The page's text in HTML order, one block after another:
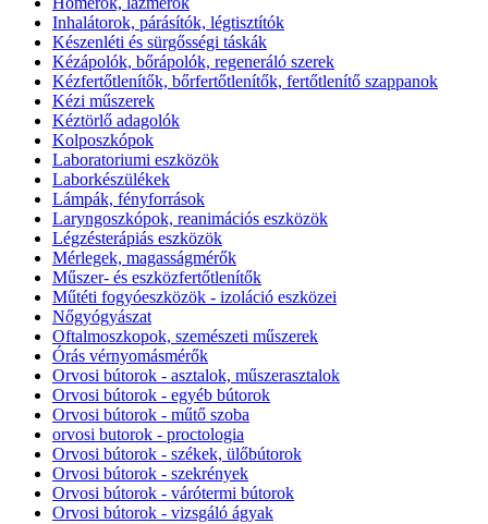
Inhalátorok, párásítók, légtisztítók
Készenléti és sürgősségi táskák
Kézápolók, bőrápolók, regeneráló szerek
Kézfertőtlenítők, bőrfertőtlenítők, fertőtlenítő szappanok
Kézi műszerek
Kéztörlő adagolók
Kolposzkópok
Laboratoriumi eszközök
Laborkészülékek
Lámpák, fényforrások
Laryngoszkópok, reanimációs eszközök
Légzésterápiás eszközök
Mérlegek, magasságmérők
Műszer- és eszközfertőtlenítők
Műtéti fogyóeszközök - izoláció eszközei
Nőgyógyászat
Oftalmoszkopok, szemészeti műszerek
Órás vérnyomásmérők
Orvosi bútorok - asztalok, műszerasztalok
Orvosi bútorok - egyéb bútorok
Orvosi bútorok - műtő szoba
orvosi butorok - proctologia
Orvosi bútorok - székek, ülőbútorok
Orvosi bútorok - szekrények
Orvosi bútorok - várótermi bútorok
Orvosi bútorok - vizsgáló ágyak